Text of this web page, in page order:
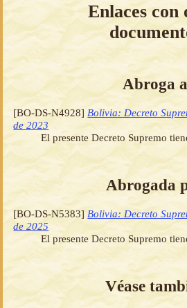
Enlaces con
Abroga a
[BO-DS-N4928] Bolivia: Decreto
de 2023
El presente Decreto Supremo
Abrogada
[BO-DS-N5383] Bolivia: Decreto
de 2025
El presente Decreto Supremo
Véase